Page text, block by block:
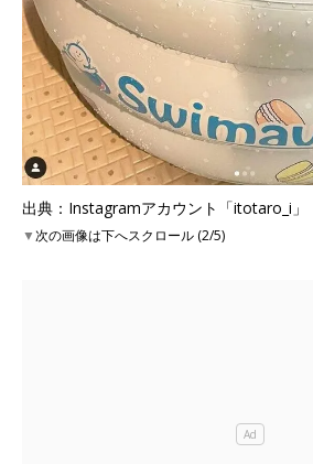
出典：Instagramアカウント「itotaro_i」
▼次の画像は下へスクロール (2/5)